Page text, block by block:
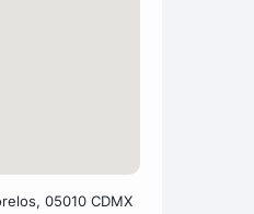
05010 CDMX